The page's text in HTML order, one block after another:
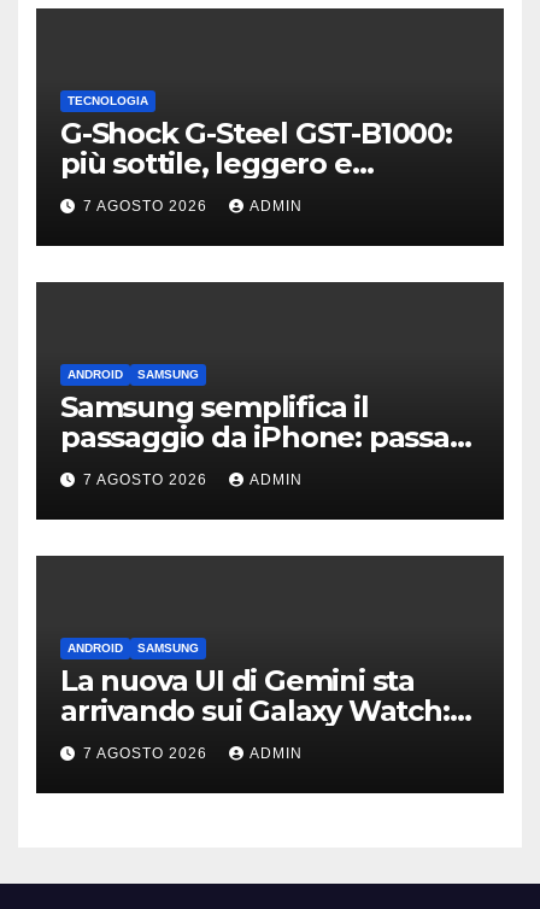
TECNOLOGIA
G-Shock G-Steel GST-B1000:
più sottile, leggero e
connesso
7 AGOSTO 2026 ADMIN
ANDROID SAMSUNG
Samsung semplifica il
passaggio da iPhone: passa
WhatsApp e c’è l’assistenza
7 AGOSTO 2026 ADMIN
ANDROID SAMSUNG
La nuova UI di Gemini sta
arrivando sui Galaxy Watch:
primi avvistamenti
7 AGOSTO 2026 ADMIN